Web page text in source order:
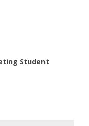
Student